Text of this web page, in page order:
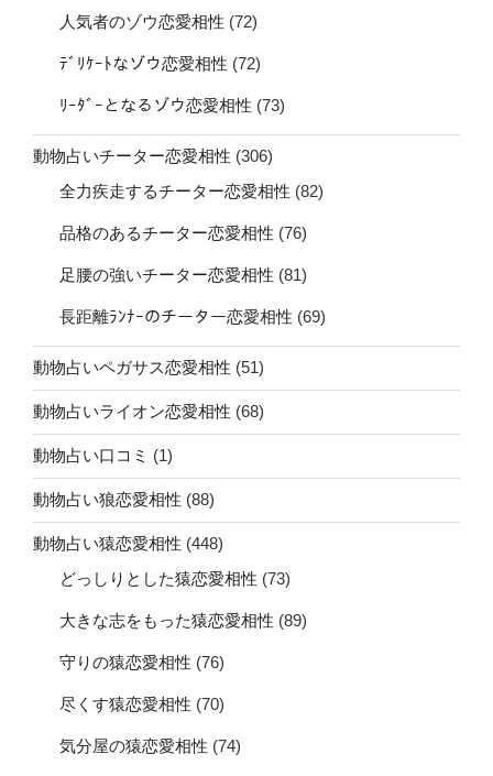
人気者のゾウ恋愛相性 (72)
ﾃﾞﾘｹｰﾄなゾウ恋愛相性 (72)
ﾘｰﾀﾞｰとなるゾウ恋愛相性 (73)
動物占いチーター恋愛相性 (306)
全力疾走するチーター恋愛相性 (82)
品格のあるチーター恋愛相性 (76)
足腰の強いチーター恋愛相性 (81)
長距離ﾗﾝﾅｰのチーター恋愛相性 (69)
動物占いペガサス恋愛相性 (51)
動物占いライオン恋愛相性 (68)
動物占い口コミ (1)
動物占い狼恋愛相性 (88)
動物占い猿恋愛相性 (448)
どっしりとした猿恋愛相性 (73)
大きな志をもった猿恋愛相性 (89)
守りの猿恋愛相性 (76)
尽くす猿恋愛相性 (70)
気分屋の猿恋愛相性 (74)